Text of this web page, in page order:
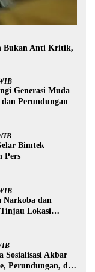
Bukan Anti Kritik,
Generasi Muda
Perundungan
Bimtek
Pers
Narkoba dan
Lokasi
Sosialisasi Akbar
Perundungan, dan